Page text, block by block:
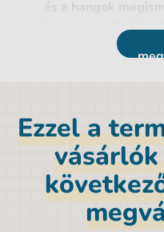
megszámolják,
Az elektronikus
https://
soubor/
EAN vonalkód
Ezzel a